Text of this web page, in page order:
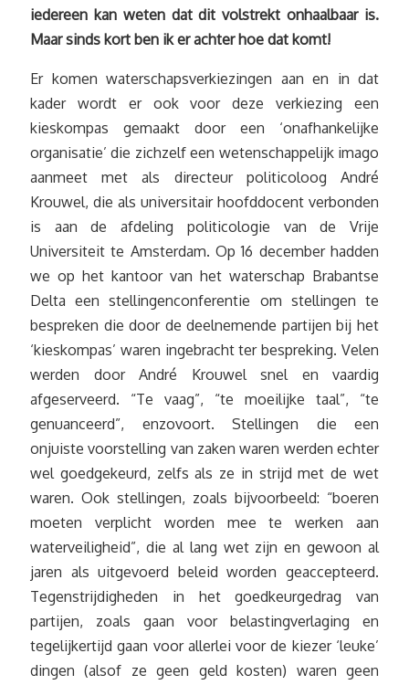
iedereen kan weten dat dit volstrekt onhaalbaar is.
Maar sinds kort ben ik er achter hoe dat komt!
Er komen waterschapsverkiezingen aan en in dat
kader wordt er ook voor deze verkiezing een
kieskompas gemaakt door een ‘onafhankelijke
organisatie’ die zichzelf een wetenschappelijk imago
aanmeet met als directeur politicoloog André
Krouwel, die als universitair hoofddocent verbonden
is aan de afdeling politicologie van de Vrije
Universiteit te Amsterdam. Op 16 december hadden
we op het kantoor van het waterschap Brabantse
Delta een stellingenconferentie om stellingen te
bespreken die door de deelnemende partijen bij het
‘kieskompas’ waren ingebracht ter bespreking. Velen
werden door André Krouwel snel en vaardig
afgeserveerd. “Te vaag”, “te moeilijke taal”, “te
genuanceerd”, enzovoort. Stellingen die een
onjuiste voorstelling van zaken waren werden echter
wel goedgekeurd, zelfs als ze in strijd met de wet
waren. Ook stellingen, zoals bijvoorbeeld: “boeren
moeten verplicht worden mee te werken aan
waterveiligheid”, die al lang wet zijn en gewoon al
jaren als uitgevoerd beleid worden geaccepteerd.
Tegenstrijdigheden in het goedkeurgedrag van
partijen, zoals gaan voor belastingverlaging en
tegelijkertijd gaan voor allerlei voor de kiezer ‘leuke’
dingen (alsof ze geen geld kosten) waren geen